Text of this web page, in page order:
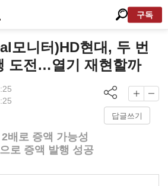
구독
모니터)HD현대, 두 번
도전…열기 재현할까
답글쓰기
배로 증액 가능성
로 증액 발행 성공